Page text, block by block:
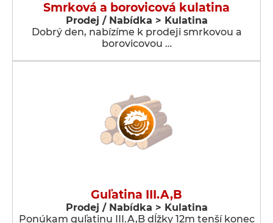
Smrková a borovicová kulatina
Prodej / Nabídka > Kulatina
Dobrý den, nabízíme k prodeji smrkovou a
borovicovou …
Guľatina III.A,B
Prodej / Nabídka > Kulatina
Ponúkam guľatinu III.A,B dĺžky 12m tenší konec